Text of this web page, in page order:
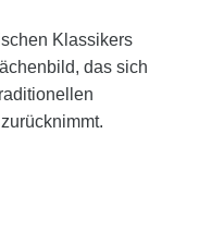
Klassikers
das sich